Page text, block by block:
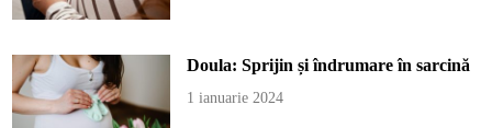
Doula: Sprijin și îndrumare în sarcină
1 ianuarie 2024